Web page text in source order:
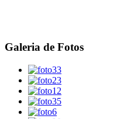
Galeria de Fotos